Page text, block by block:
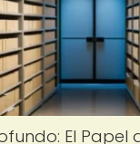
El Papel